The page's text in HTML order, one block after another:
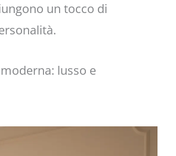
un tocco di
lusso e